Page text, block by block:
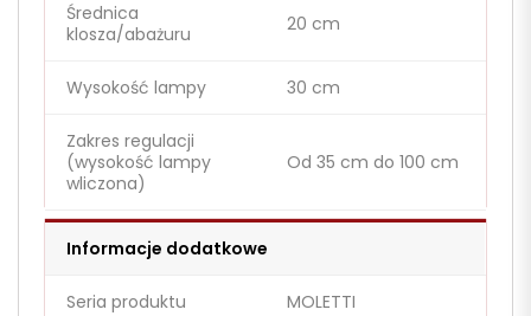
Średnica
klosza/abażuru
20 cm
Wysokość lampy 30 cm
Zakres regulacji
(wysokość lampy
wliczona)
Od 35 cm do 100 cm
Informacje dodatkowe
Seria produktu MOLETTI